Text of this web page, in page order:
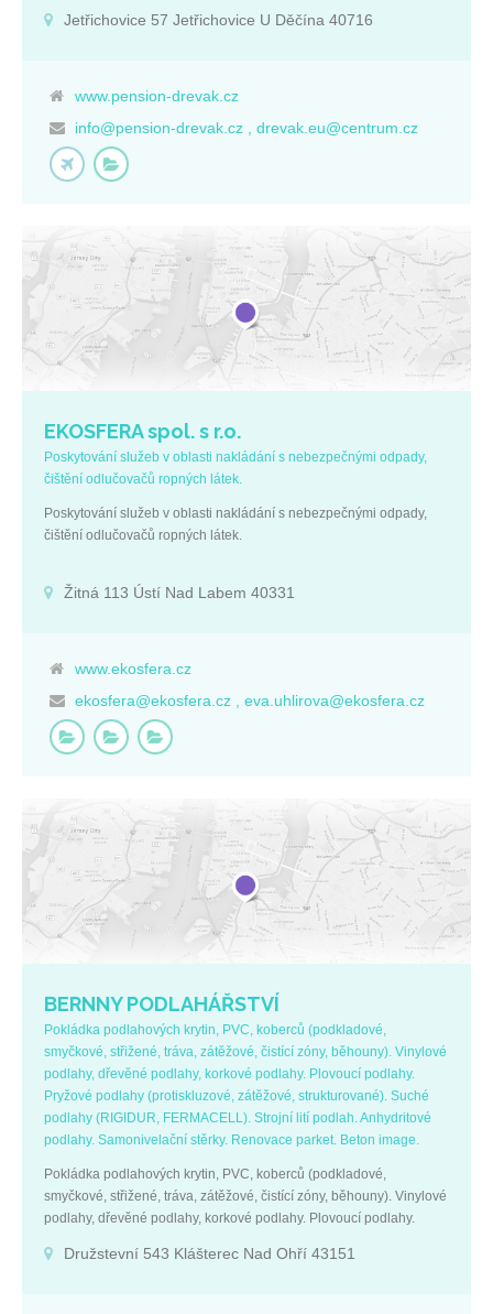
Jetřichovice 57 Jetřichovice U Děčína 40716
www.pension-drevak.cz
info@pension-drevak.cz , drevak.eu@centrum.cz
EKOSFERA spol. s r.o.
Poskytování služeb v oblasti nakládání s nebezpečnými odpady,
čištění odlučovačů ropných látek.
Poskytování služeb v oblasti nakládání s nebezpečnými odpady,
čištění odlučovačů ropných látek.
Žitná 113 Ústí Nad Labem 40331
www.ekosfera.cz
ekosfera@ekosfera.cz , eva.uhlirova@ekosfera.cz
BERNNY PODLAHÁŘSTVÍ
Pokládka podlahových krytin, PVC, koberců (podkladové,
smyčkové, střižené, tráva, zátěžové, čistící zóny, běhouny). Vinylové
podlahy, dřevěné podlahy, korkové podlahy. Plovoucí podlahy.
Pryžové podlahy (protiskluzové, zátěžové, strukturované). Suché
podlahy (RIGIDUR, FERMACELL). Strojní lití podlah. Anhydritové
podlahy. Samonivelační stěrky. Renovace parket. Beton image.
Pokládka podlahových krytin, PVC, koberců (podkladové,
smyčkové, střižené, tráva, zátěžové, čistící zóny, běhouny). Vinylové
podlahy, dřevěné podlahy, korkové podlahy. Plovoucí podlahy.
podlahy (RIGIDUR, FERMACELL). Strojní lití podlah. Anhydritové
Družstevní 543 Klášterec Nad Ohří 43151